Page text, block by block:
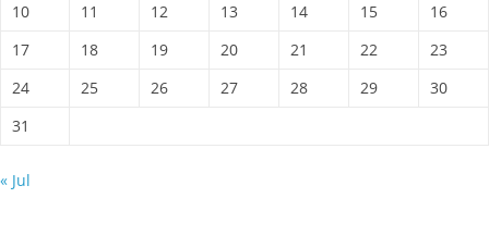
10
11 12 13 14 15
16
17
18 19 20 21 22
23
24
25 26 27 28 29
30
31
« Jul